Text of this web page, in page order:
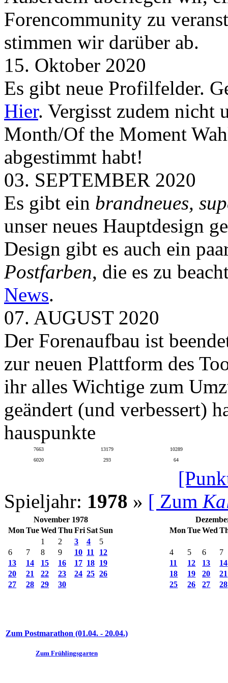
Forencommunity zu
stimmen wir darüber ab.
15. Oktober 2020
Es gibt neue Profilfelder.
Hier. Vergisst zudem nicht
Month/Of the Moment
abgestimmt habt!
03. SEPTEMBER 2020
Es gibt ein brandneues,
unser neues Hauptdesign
Design gibt es auch ein
Postfarben, die es zu
News.
07. AUGUST 2020
Der Forenaufbau ist
zur neuen Plattform des
ihr alles Wichtige zum
geändert (und verbessert)
hauspunkte
7663 13179
10289
6020
293 64
Spieljahr: 1978 » [ Zum
November 1978
Mon TueWed Thu FriSatSun
1
2 3 4
5
6
7 8 9 10 11
12
13
14 15 16 17 18 19
20
21 22 23 24 25 26
27
28 29 30
Mon TueWed
4 5 6
7
11
12 13
14
18
19 20
21
25
26 27 28
Zum Postmarathon (01.04. - 20.04.)
Zum Frühlingsgarten